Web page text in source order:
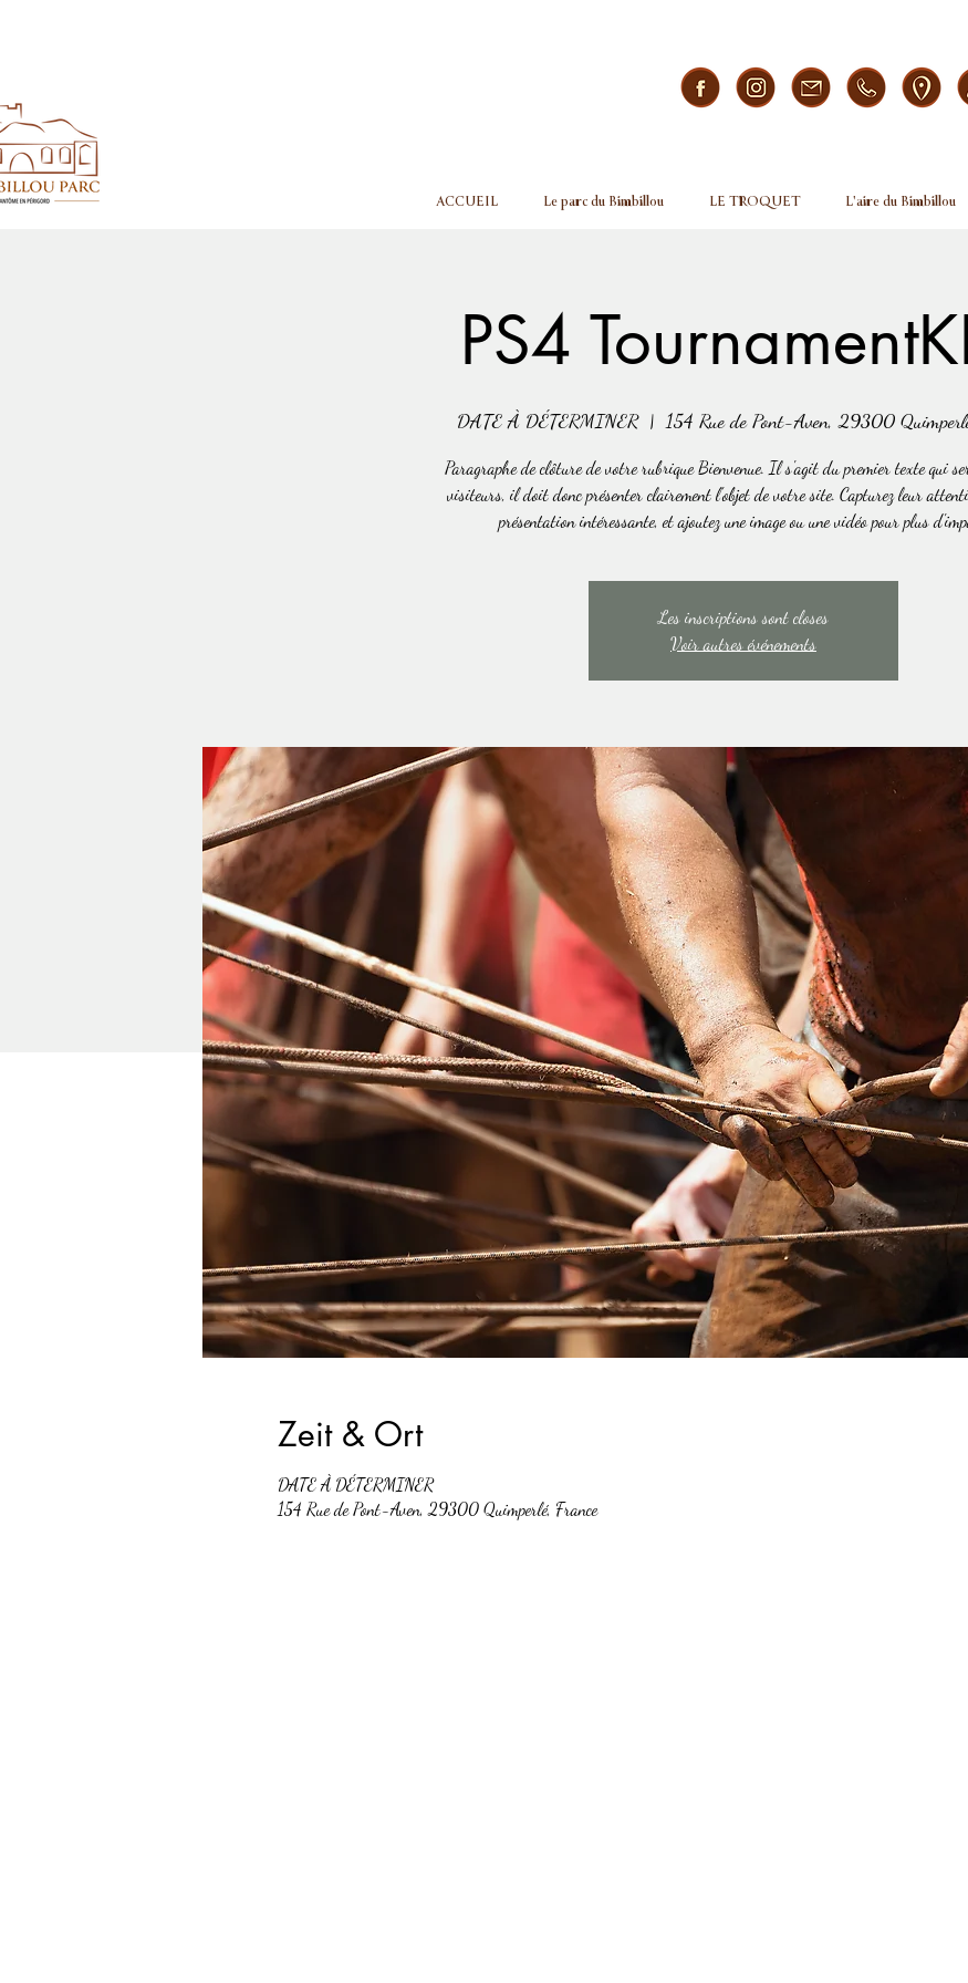
ACCUEIL Le parc du Bimbillou LE TROQUET L'aire du Bimbillou
PS4
DATE À DÉTERMINER
  |
154 Rue de Pont-Aven, 29300
Paragraphe de clôture de votre rubrique Bienvenue. Il s'agit du premier texte qui
visiteurs, il doit donc présenter clairement l'objet de votre site. Capturez leur
présentation intéressante, et ajoutez une image ou une vidéo pour plus
Les inscriptions sont closes
Voir autres événements
Zeit & Ort
DATE À DÉTERMINER
154 Rue de Pont-Aven, 29300 Quimperlé, France